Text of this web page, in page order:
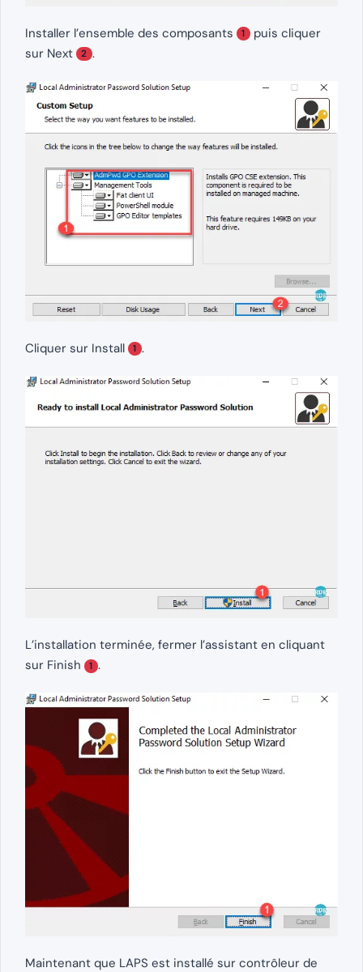
Installer l’ensemble des composants 1 puis cliquer
sur Next
2 .
Cliquer sur Install 1 .
L’installation terminée, fermer l’assistant en cliquant
sur Finish
1 .
Maintenant que LAPS est installé sur contrôleur de